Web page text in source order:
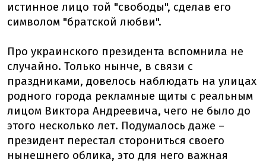
истинное лицо той "свободы", сделав его
символом "братской любви".
Про украинского президента вспомнила не
случайно. Только нынче, в связи с
праздниками, довелось наблюдать на улицах
родного города рекламные щиты с реальным
лицом Виктора Андреевича, чего не было до
этого несколько лет. Подумалось даже –
президент перестал сторониться своего
нынешнего облика, это для него важная